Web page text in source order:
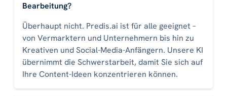
Bearbeitung?
Überhaupt nicht. Predis.ai ist für alle geeignet –
von Vermarktern und Unternehmern bis hin zu
Kreativen und Social-Media-Anfängern. Unsere KI
übernimmt die Schwerstarbeit, damit Sie sich auf
Ihre Content-Ideen konzentrieren können.